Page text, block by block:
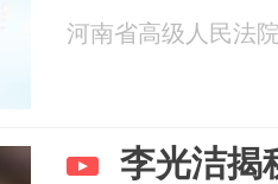
河南省高级人民法
李光洁揭